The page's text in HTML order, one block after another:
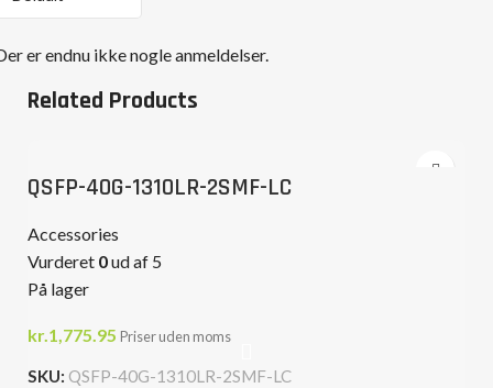
er endnu ikke nogle anmeldelser.
Related Products
QSFP-40G-1310LR-2SMF-LC
Accessories
Vurderet 0ud af 5
På lager
kr.1,775.95 Priser uden moms
SKU: QSFP-40G-1310LR-2SMF-LC